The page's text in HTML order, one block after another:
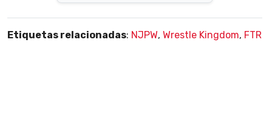
Etiquetas relacionadas: NJPW, Wrestle Kingdom, FTR